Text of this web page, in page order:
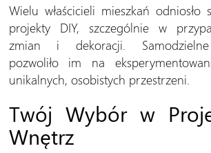
Wielu właścicieli mieszkań odniosło
projekty DIY, szczególnie w
zmian i dekoracji.
pozwoliło im na
unikalnych, osobistych przestrzeni.
Twój Wybór w
Wnętrz